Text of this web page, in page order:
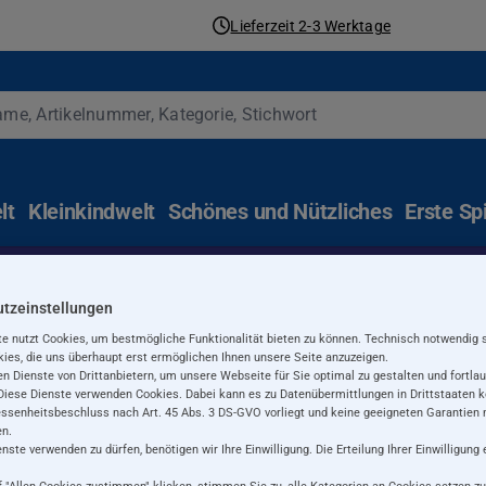
Lieferzeit 2-3 Werktage
Kleinkindwelt Schönes und Nützliches Erste
Eventsinfos ...
für Babys und
Holz. Die langlebigen Spielwaren begleiten Dein Kind
nutzt Cookies, um bestmögliche Funktionalität bieten zu können. Technisch notwendig
die uns überhaupt erst ermöglichen Ihnen unsere Seite anzuzeigen.
Dienste von Drittanbietern, um unsere Webseite für Sie optimal zu gestalten und
Dienste verwenden Cookies. Dabei kann es zu Datenübermittlungen in Drittstaaten
nach Art. 45 Abs. 3 DS-GVO vorliegt und keine geeigneten Garantien
verwenden zu dürfen, benötigen wir Ihre Einwilligung. Die Erteilung Ihrer Einwilligung